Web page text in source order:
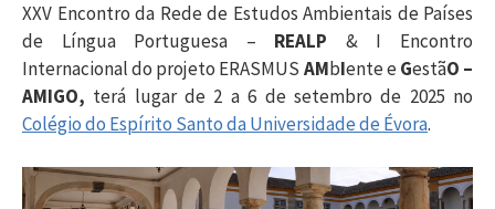
XXV Encontro da Rede de Estudos Ambientais de Países
de Língua Portuguesa – REALP & I Encontro
Internacional do projeto ERASMUS AMbIente eGestãO –
AMIGO, terá lugar de 2 a 6 de setembro de 2025 no
Colégio do Espírito Santo da Universidade de Évora.